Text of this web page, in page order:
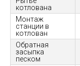
котлована
Монтаж
станции в
котлован
Обратная
засыпка
песком